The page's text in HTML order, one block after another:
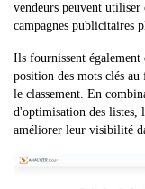
vendeurs peuvent utiliser
campagnes publicitaires
Ils fournissent
position des mots clés
le classement. En
d'optimisation des listes,
améliorer leur visibilité